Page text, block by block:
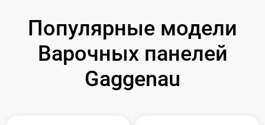
Популярные модели
Варочных панелей
Gaggenau